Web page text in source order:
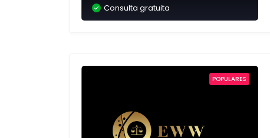
Consulta gratuita
POPULARES